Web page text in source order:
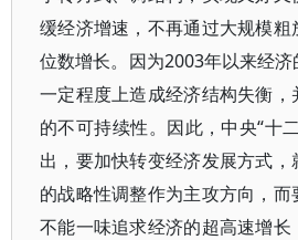
缓经济增速，不再通过大规模
位数增长。因为2003年以来经
一定程度上造成经济结构失衡
的不可持续性。因此，中央“十
出，要加快转变经济发展方式
的战略性调整作为主攻方向，
不能一味追求经济的超高速增